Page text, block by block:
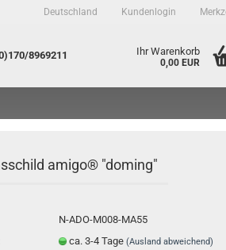
Deutschland Kundenlogin
8969211 Ihr Warenkorb
0,00 EUR
amigo® "doming"
N-ADO-M008-MA55
ca. 3-4 Tage (Ausland abweichend)